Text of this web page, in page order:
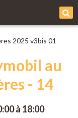
au
- 14
à 18:00